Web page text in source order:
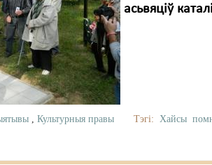
асьвяціў
,Культурныя правы Тэгі: Хайсы